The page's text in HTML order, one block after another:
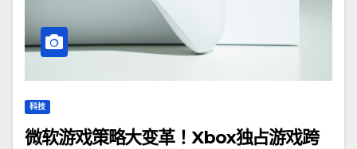
科技
微软游戏策略大变革！Xbox独占游戏跨